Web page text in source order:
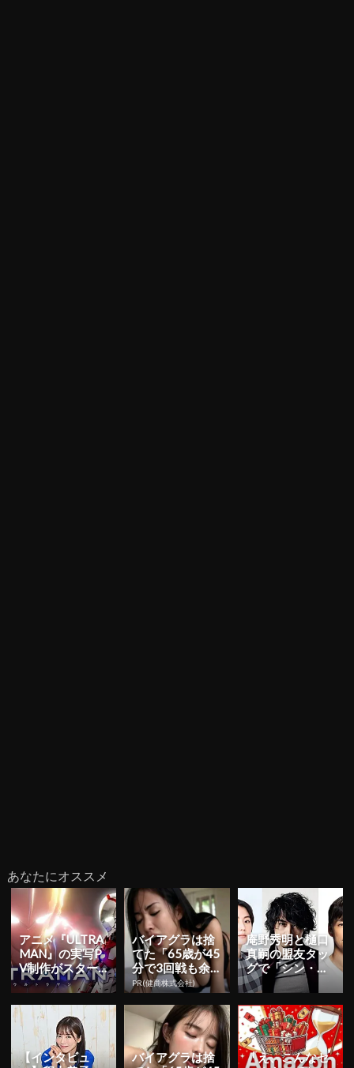
あなたにオススメ
アニメ『ULTRA
MAN』の実写P
V制作がスター
ト！木村良平と
江口拓也がウル
トラ...
バイアグラは捨
てた「65歳が45
分で3回戦も余
裕」980円で朝
まで絶好調！
PR(健商株式会社)
庵野秀明と樋口
真嗣の盟友タッ
グで「シン・ウ
ルトラマン」製
作決定！ 斎藤
工、長澤ま...
【インタビュ
バイアグラは捨
「え、こんなセ